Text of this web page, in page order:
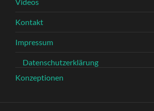
Kontakt
Impressum
Datenschutzerklärung
Konzeptionen